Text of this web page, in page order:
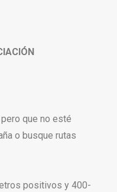
que no esté
o busque rutas
positivos y 400-